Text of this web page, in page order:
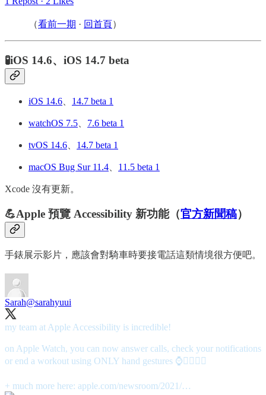
（看前一期 · 回首頁）
🧪iOS 14.6、iOS 14.7 beta
iOS 14.6 14.7 beta 1
watchOS 7.5 7.6 beta 1
tvOS 14.6 14.7 beta 1
macOS Bug Sur 11.4 11.5 beta 1
Xcode 沒有更新。
💪Apple 預覽 Accessibility 新功能（官方新聞稿）
手錶展示影片，應該會對騎車時要接電話這類情境很方便吧。
Sarah@sarahyuui
my team at Apple Accessibility is incredible!
on Apple Watch, you can now answer calls, check your notifications
or end a workout using ONLY hand gestures ⌚️✊🏼👌🏼
+ much more here: apple.com/newsroom/2021/…